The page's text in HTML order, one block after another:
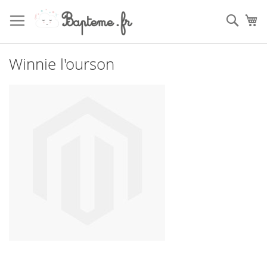
to
Content
Winnie l'ourson